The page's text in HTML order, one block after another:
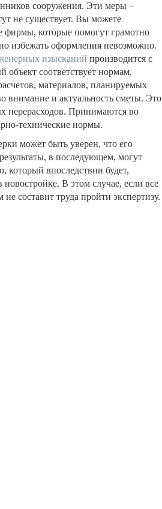
сооружения. Эти меры –
не существует. Вы можете
фирмы, которые помогут грамотно
избежать оформления невозможно.
изысканий производится с
объект соответствует нормам.
материалов, планируемых
внимание и актуальность сметы. Это
перерасходов. Принимаются во
технические нормы.
может быть уверен, что его
в последующем, могут
который впоследствии будет,
В этом случае, если все
составит труда пройти экспертизу.